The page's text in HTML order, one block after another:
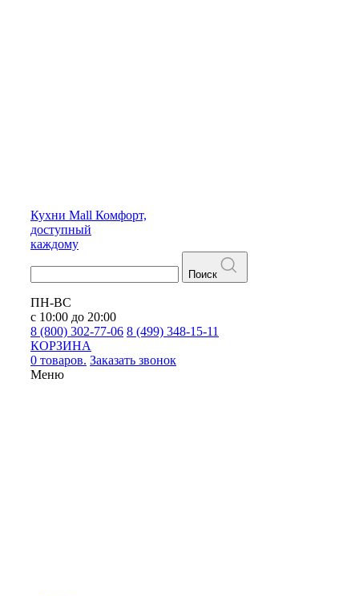
Кухни Mall Комфорт,
доступный
каждому
Поиск
ПН-ВС
с 10:00 до 20:00
8 (800) 302-77-06 8 (499) 348-15-11
КОРЗИНА
0 товаров. Заказать звонок
Меню